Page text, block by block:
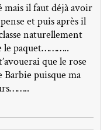
mais il faut déjà avoir
et puis après il
naturellement
le paquet………..
que le rose
Barbie puisque ma